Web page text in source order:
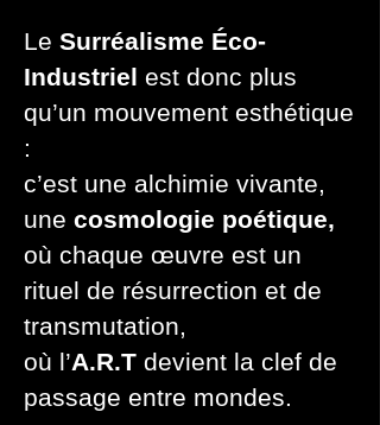
Le Surréalisme Éco-
Industriel est donc plus
qu’un mouvement esthétique
:
c’est une alchimie vivante,
une cosmologie poétique,
où chaque œuvre est un
rituel de résurrection et de
transmutation,
où l’A.R.T devient la clef de
passage entre mondes.